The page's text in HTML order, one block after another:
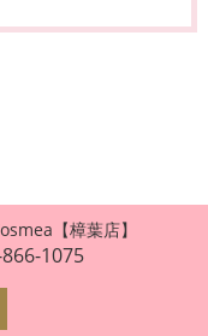
【樟葉店】
1075